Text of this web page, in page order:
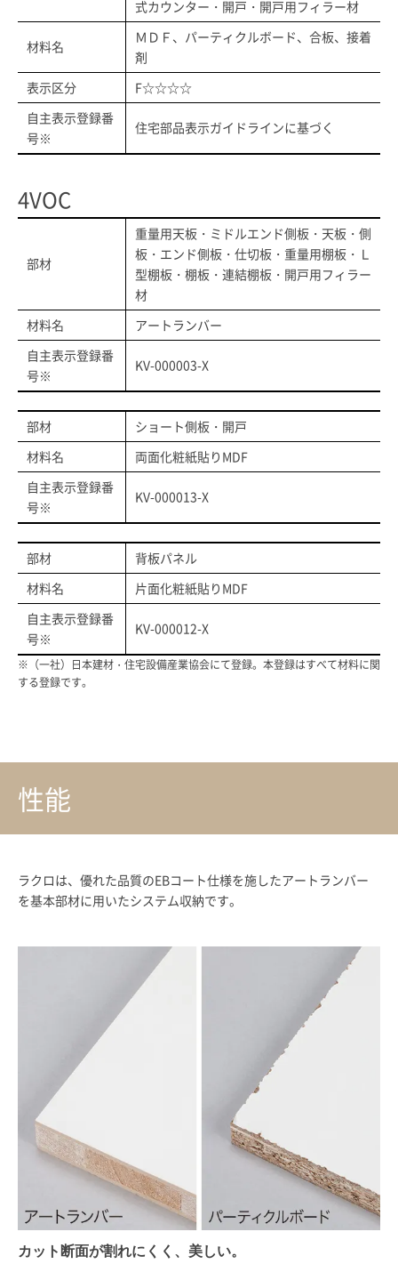
式カウンター・開戸・開戸用フィラー材
材料名
ＭＤＦ、パーティクルボード、合板、接着
剤
表示区分
F☆☆☆☆
自主表示登録番
号※
住宅部品表示ガイドラインに基づく
4VOC
部材
重量用天板・ミドルエンド側板・天板・側
板・エンド側板・仕切板・重量用棚板・Ｌ
型棚板・棚板・連結棚板・開戸用フィラー
材
材料名
アートランバー
自主表示登録番
号※
KV-000003-X
部材
ショート側板・開戸
材料名
両面化粧紙貼りMDF
自主表示登録番
号※
KV-000013-X
部材
背板パネル
材料名
片面化粧紙貼りMDF
自主表示登録番
号※
KV-000012-X
※（一社）日本建材・住宅設備産業協会にて登録。本登録はすべて材料に関
する登録です。
性能
ラクロは、優れた品質のEBコート仕様を施したアートランバー
を基本部材に用いたシステム収納です。
カット断面が割れにくく、美しい。